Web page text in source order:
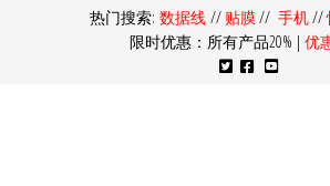
热门搜索: 数据线 // 贴膜// 手机//
限时优惠：所有产品20% | 优